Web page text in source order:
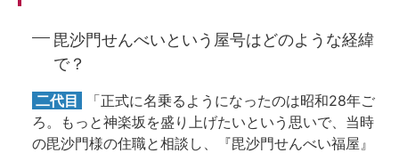
毘沙門せんべいという屋号はどのような経緯
で？
二代目
「正式に名乗るようになったのは昭和28年ご
ろ。もっと神楽坂を盛り上げたいという思いで、当時
の毘沙門様の住職と相談し、『毘沙門せんべい福屋』